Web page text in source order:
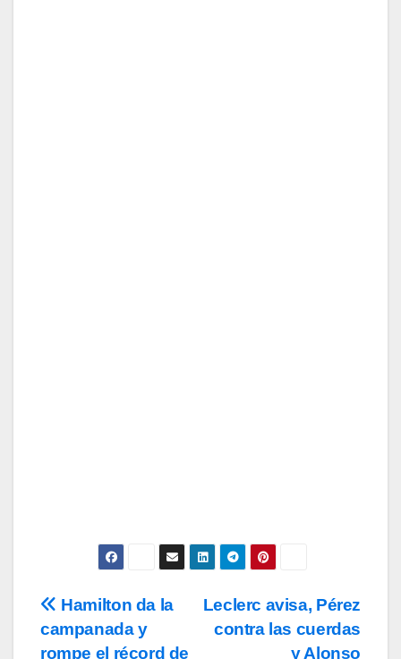
Navegación
de
Leclerc avisa, Pérez
contra las cuerdas
y Alonso
Hamilton da la
campanada y
rompe el récord de